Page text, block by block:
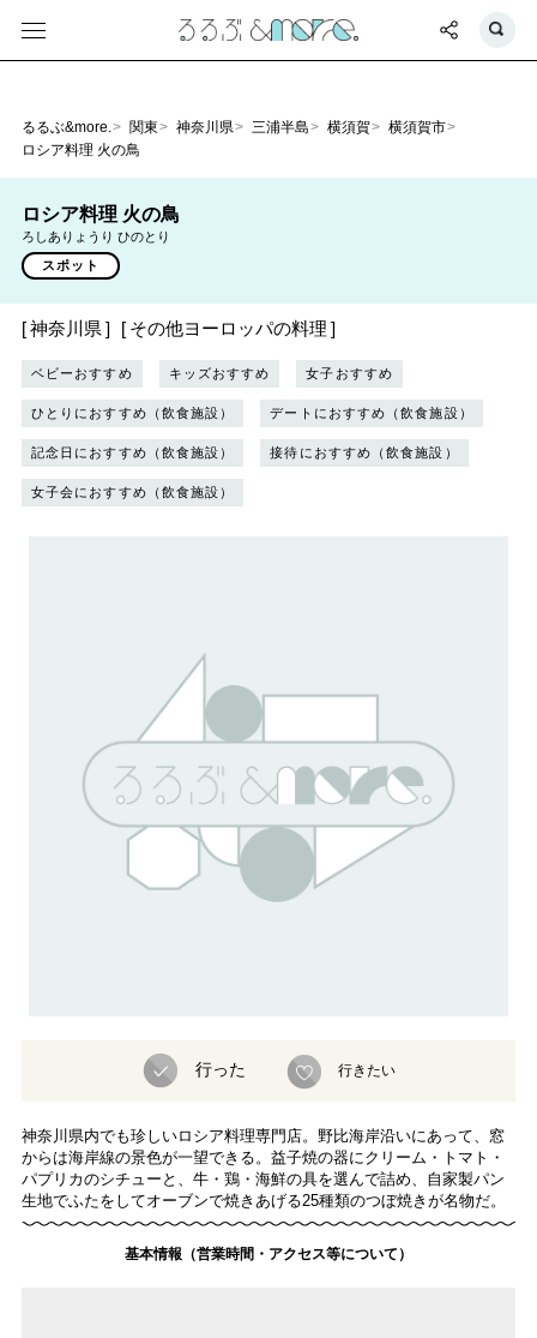
るるぶ&more. 関東 神奈川県 三浦半島 横須賀
横須賀市
ロシア料理 火の鳥
ロシア料理 火の鳥
ろしありょうり ひのとり
スポット
神奈川県 その他ヨーロッパの料理
ベビーおすすめ キッズおすすめ 女子おすすめ
ひとりにおすすめ（飲食施設） デートにおすすめ（飲食施設）
記念日におすすめ（飲食施設） 接待におすすめ（飲食施設）
女子会におすすめ（飲食施設）
行った 行きたい
神奈川県内でも珍しいロシア料理専門店。野比海岸沿いにあって、窓
からは海岸線の景色が一望できる。益子焼の器にクリーム・トマト・
パプリカのシチューと、牛・鶏・海鮮の具を選んで詰め、自家製パン
生地でふたをしてオーブンで焼きあげる25種類のつぼ焼きが名物だ。
基本情報（営業時間・アクセス等について）